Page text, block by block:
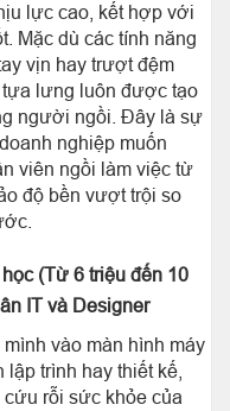
lực cao, kết hợp với
Mặc dù các tính năng
vịn hay trượt đệm
lưng luôn được tạo
người ngồi. Đây là sự
nghiệp muốn
viên ngồi làm việc từ
độ bền vượt trội so
(Từ 6 triệu đến 10
IT và Designer
vào màn hình máy
trình hay thiết kế,
rỗi sức khỏe của